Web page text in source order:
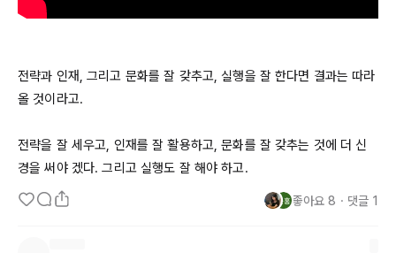
전략과 인재, 그리고 문화를 잘 갖추고, 실행을 잘 한다면 결과는 따라
올 것이라고.
전략을 잘 세우고, 인재를 잘 활용하고, 문화를 잘 갖추는 것에 더 신
경을 써야 겠다. 그리고 실행도 잘 해야 하고.
좋아요 8 ・ 댓글 1